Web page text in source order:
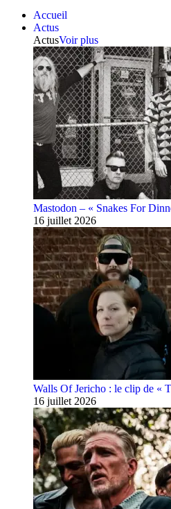
Accueil
Actus
ActusVoir plus
Mastodon – « Snakes For
16 juillet 2026
Walls Of Jericho : le clip de «
16 juillet 2026